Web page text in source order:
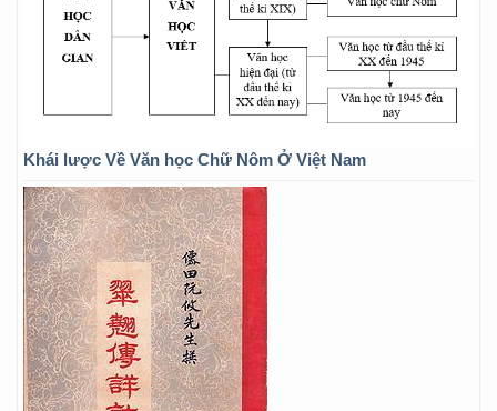
Khái lược Về Văn học Chữ Nôm Ở Việt Nam